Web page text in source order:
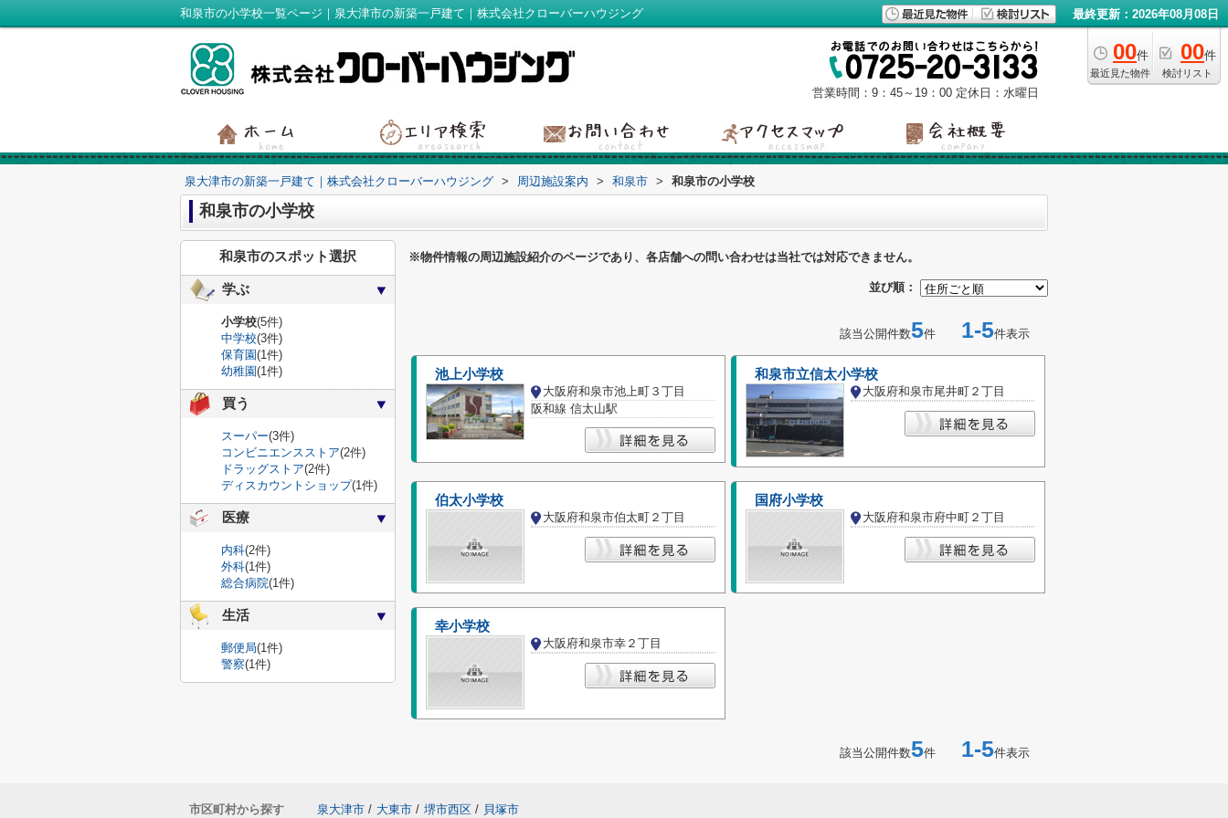
和泉市の小学校一覧ページ｜泉大津市の新築一戸建て｜株式会社クローバーハウジング 最終更新：2026年08月08日
00件
最近見た物件
00件
検討リスト
営業時間：9：45～19：00 定休日：水曜日
泉大津市の新築一戸建て｜株式会社クローバーハウジング > 周辺施設案内 > 和泉市 > 和泉市の小学校
和泉市の小学校
※物件情報の周辺施設紹介のページであり、各店舗への問い合わせは当社では対応できません。
並び順：
該当公開件数5件 1-5件表示
池上小学校
大阪府和泉市池上町３丁目
阪和線 信太山駅
和泉市立信太小学校
大阪府和泉市尾井町２丁目
伯太小学校
大阪府和泉市伯太町２丁目
国府小学校
大阪府和泉市府中町２丁目
幸小学校
大阪府和泉市幸２丁目
該当公開件数5件 1-5件表示
和泉市のスポット選択
学ぶ
小学校(5件)
中学校(3件)
保育園(1件)
幼稚園(1件)
買う
スーパー(3件)
コンビニエンスストア(2件)
ドラッグストア(2件)
ディスカウントショップ(1件)
医療
内科(2件)
外科(1件)
総合病院(1件)
生活
郵便局(1件)
警察(1件)
市区町村から探す 泉大津市 / 大東市 / 堺市西区 / 貝塚市